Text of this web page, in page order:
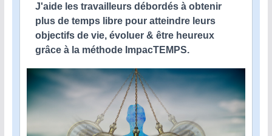
J'aide les travailleurs débordés à obtenir
plus de temps libre pour atteindre leurs
objectifs de vie, évoluer & être heureux
grâce à la méthode ImpacTEMPS.